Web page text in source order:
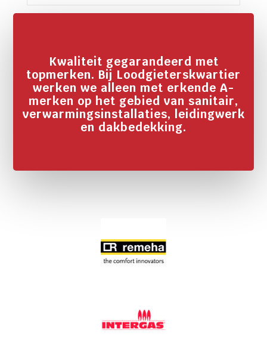
Kwaliteit gegarandeerd met
topmerken. Bij Loodgieterskwartier
werken we alleen met erkende A-
merken op het gebied van sanitair,
verwarmingsinstallaties, leidingwerk
en dakbedekking.